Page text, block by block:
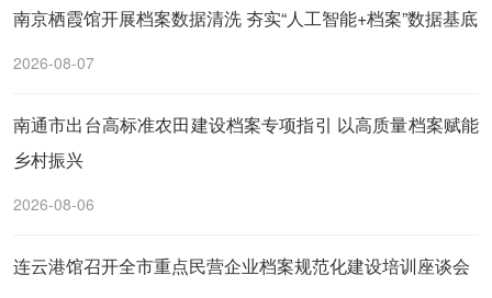
南京栖霞馆开展档案数据清洗 夯实“人工智能+档案”数据基底
2026-08-07
南通市出台高标准农田建设档案专项指引 以高质量档案赋能
乡村振兴
2026-08-06
连云港馆召开全市重点民营企业档案规范化建设培训座谈会